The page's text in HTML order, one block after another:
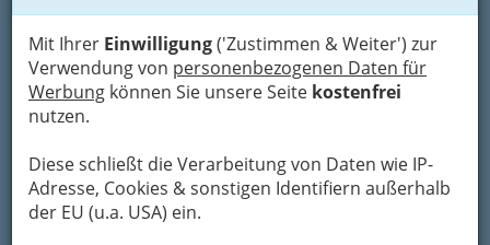
Mit Ihrer Einwilligung('Zustimmen & Weiter') zur
Verwendung von personenbezogenen Daten für
Werbung können Sie unsere Seite kostenfrei
nutzen.
Diese schließt die Verarbeitung von Daten wie IP-
Adresse, Cookies & sonstigen Identifiern außerhalb
der EU (u.a. USA) ein.